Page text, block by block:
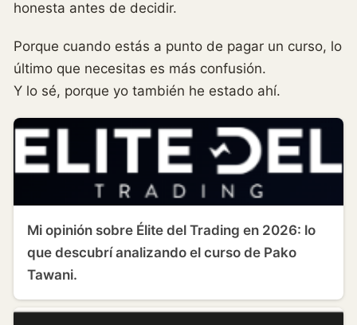
honesta antes de decidir.
Porque cuando estás a punto de pagar un curso, lo
último que necesitas es más confusión.
Y lo sé, porque yo también he estado ahí.
Mi opinión sobre Élite del Trading en 2026: lo
que descubrí analizando el curso de Pako
Tawani.